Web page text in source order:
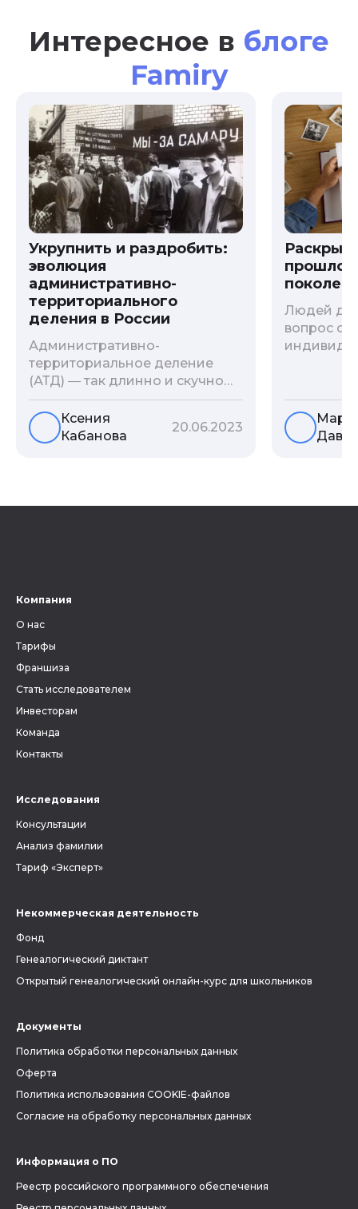
Интересное в блоге
Famiry
Укрупнить и раздробить:
эволюция
административно-
территориального
деления в России
Административно-
территориальное деление
(АТД) ― так длинно и скучно
называется разграничение
территории государства. В
соответствии с ним
ключевым фактором, без
документы, связанные с
людьми, которых вы ищете.
Ксения
Кабанова
20.06.2023
Людей
вопрос о
и
ли
Компания
О нас
Тарифы
Франшиза
Стать исследователем
Инвесторам
Команда
Контакты
Исследования
Консультации
Анализ фамилии
Тариф «Эксперт»
Некоммерческая деятельность
Фонд
Генеалогический диктант
Открытый генеалогический онлайн-курс для школьников
Документы
Политика обработки персональных данных
Оферта
Политика использования COOKIE-файлов
Согласие на обработку персональных данных
Информация о ПО
Реестр российского программного обеспечения